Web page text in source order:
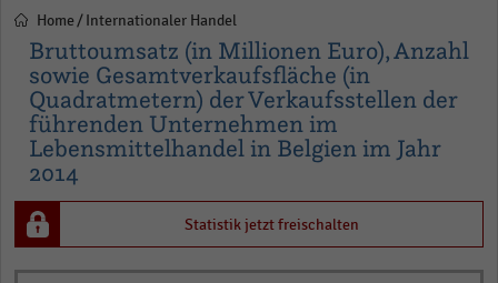
Pfadnavigation
Home Internationaler Handel
Bruttoumsatz (in Millionen Euro), Anzahl
sowie Gesamtverkaufsfläche (in
Quadratmetern) der Verkaufsstellen der
führenden Unternehmen im
Lebensmittelhandel in Belgien im Jahr
2014
Statistik jetzt freischalten